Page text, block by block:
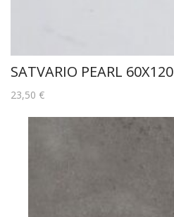
SATVARIO PEARL 60X120
23,50 €